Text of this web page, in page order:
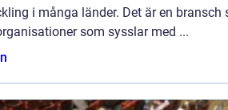
i många länder. Det är en
som sysslar med ...